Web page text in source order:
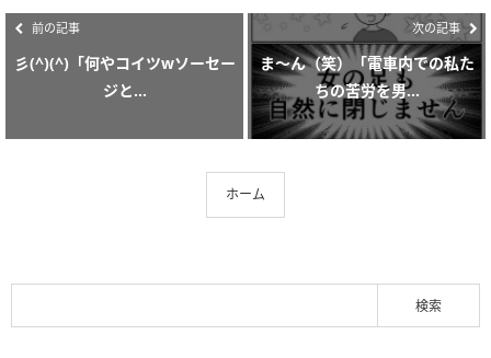
前の記事
彡(^)(^)「何やコイツwソーセー
ジと...
次の記事
ま～ん（笑）「電車内での私た
ちの苦労を男...
ホーム